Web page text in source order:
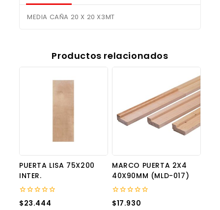
MEDIA CAÑA 20 X 20 X3MT
Productos relacionados
PUERTA LISA 75X200
INTER.
0
out
$23.444
MARCO PUERTA 2X4
40X90MM (MLD-017)
0
out
$17.930